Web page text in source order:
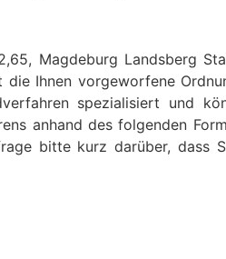
Magdeburg Landsberg
Ihnen vorgeworfene
spezialisiert und
anhand des folgenden
bitte kurz darüber, dass